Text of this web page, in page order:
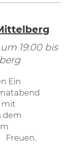
19:00 bis
Ein
mit
dem
Freuen..